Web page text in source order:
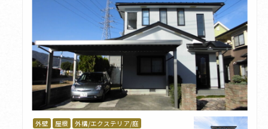
外壁 屋根
外構/エクステリア/庭